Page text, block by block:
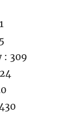
: 309